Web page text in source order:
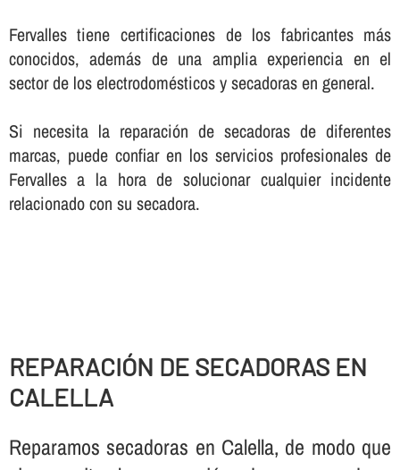
Fervalles tiene certificaciones de los fabricantes más
conocidos, además de una amplia experiencia en el
sector de los electrodomésticos y secadoras en general.
Si necesita la reparación de secadoras de diferentes
marcas, puede confiar en los servicios profesionales de
Fervalles a la hora de solucionar cualquier incidente
relacionado con su secadora.
REPARACIÓN DE SECADORAS EN
CALELLA
Reparamos secadoras en Calella, de modo que